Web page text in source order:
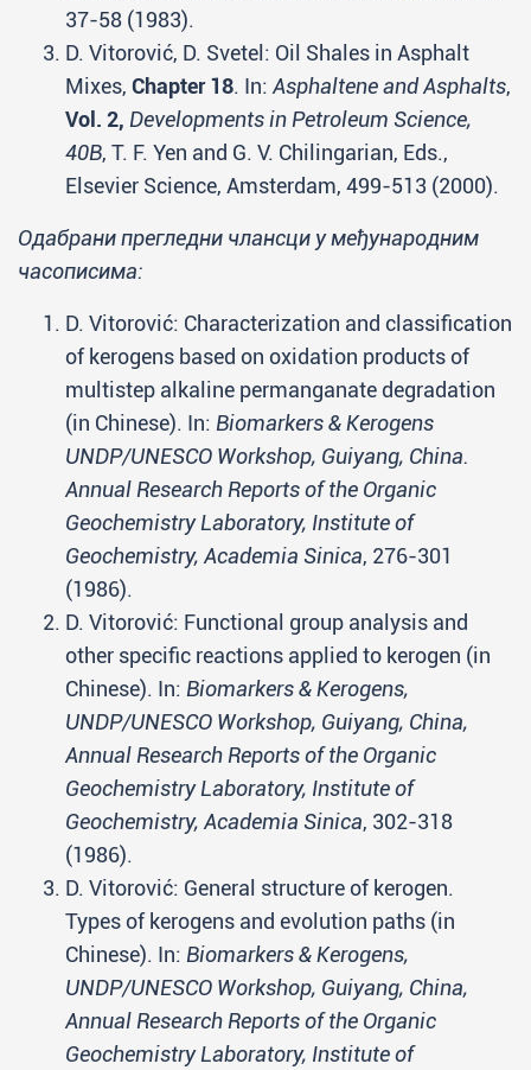
37-58 (1983).
D. Vitorović, D. Svetel: Oil Shales in Asphalt
Mixes, Chapter 18. In: Asphaltene and Asphalts,
Vol. 2, Developments in Petroleum Science,
40B, T. F. Yen and G. V. Chilingarian, Eds.,
Elsevier Science, Amsterdam, 499-513 (2000).
Одабрани прегледни члансци у међународним
часописима:
D. Vitorović: Characterization and classification
of kerogens based on oxidation products of
multistep alkaline permanganate degradation
(in Chinese). In: Biomarkers & Kerogens
UNDP/UNESCO Workshop, Guiyang, China.
Annual Research Reports of the Organic
Geochemistry Laboratory, Institute of
Geochemistry, Academia Sinica, 276-301
(1986).
D. Vitorović: Functional group analysis and
other specific reactions applied to kerogen (in
Chinese). In: Biomarkers & Kerogens,
UNDP/UNESCO Workshop, Guiyang, China,
Annual Research Reports of the Organic
Geochemistry Laboratory, Institute of
Geochemistry, Academia Sinica, 302-318
(1986).
D. Vitorović: General structure of kerogen.
Types of kerogens and evolution paths (in
Chinese). In: Biomarkers & Kerogens,
UNDP/UNESCO Workshop, Guiyang, China,
Annual Research Reports of the Organic
Geochemistry Laboratory, Institute of